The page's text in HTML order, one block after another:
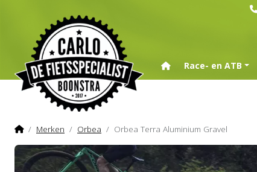
HomeRace- en ATB
HomeMerken Orbea Orbea Terra Aluminium Gravel